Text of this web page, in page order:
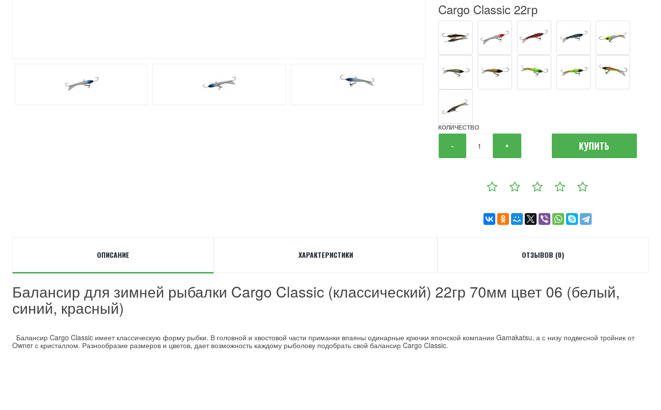
Cargo Classic 22гр
КОЛИЧЕСТВО
- + КУПИТЬ
ОПИСАНИЕ ХАРАКТЕРИСТИКИ ОТЗЫВОВ (0)
Балансир для зимней рыбалки Cargo Classic (классический) 22гр 70мм цвет 06 (белый,
синий, красный)
Балансир Cargo Classic имеет классическую форму рыбки. В головной и хвостовой части приманки впаяны одинарные крючки японской компании Gamakatsu, а с низу подвесной тройник от
Owner с кристаллом. Разнообразие размеров и цветов, дает возможность каждому рыболову подобрать свой балансир Cargo Classic.